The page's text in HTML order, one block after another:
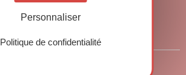
Personnaliser
Politique de confidentialité